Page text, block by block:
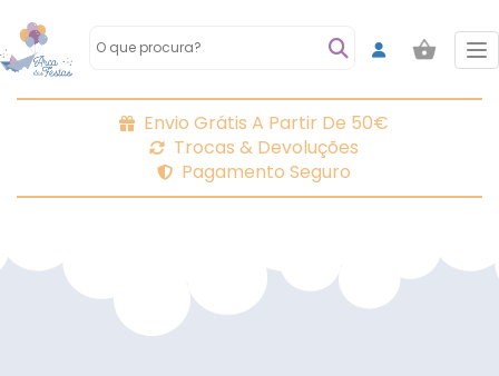
Envio Grátis A Partir De 50€
Trocas & Devoluções
Pagamento Seguro